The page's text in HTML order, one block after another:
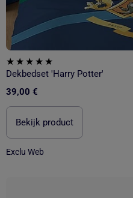
Dekbedset 'Harry Potter'
39,00 €
Bekijk product
Exclu Web